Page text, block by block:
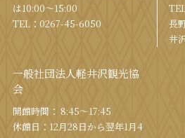
は10:00〜15:00
TEL： 0267-45-6050
⻑
井
一般社団法人軽井沢観光協
会
開館時間： 8:45～17:45
休館⽇：12⽉28⽇から翌年1⽉4